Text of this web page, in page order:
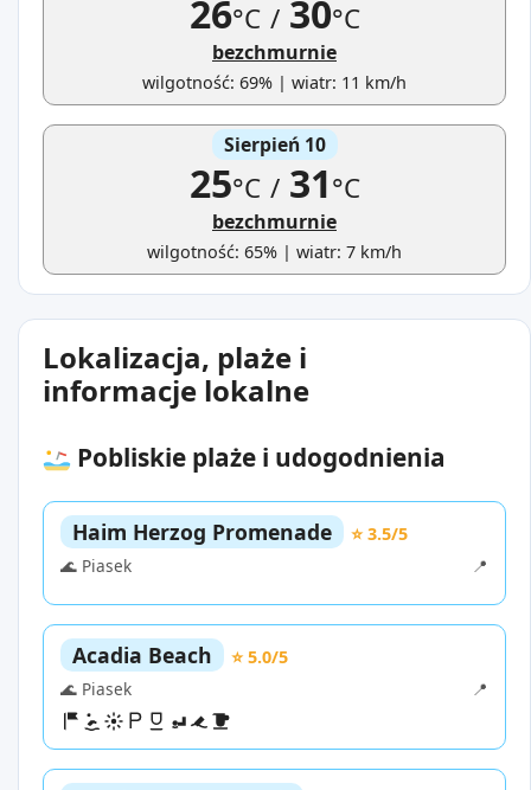
26°C /30°C
bezchmurnie
wilgotność: 69% | wiatr: 11 km/h
Sierpień 10
25°C /31°C
bezchmurnie
wilgotność: 65% | wiatr: 7 km/h
Lokalizacja, plaże i
informacje lokalne
Pobliskie plaże i udogodnienia
Haim Herzog Promenade
⭐ 3.5/5
🌊 Piasek
📍
Acadia Beach
⭐ 5.0/5
🌊 Piasek
📍